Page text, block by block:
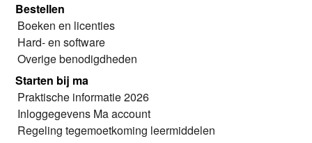
Bestellen
Boeken en licenties
Hard- en software
Overige benodigdheden
Starten bij ma
Praktische informatie 2026
Inloggegevens Ma account
Regeling tegemoetkoming leermiddelen